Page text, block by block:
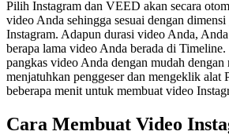
Pilih Instagram dan VEED akan secara
video Anda sehingga sesuai dengan
Instagram. Adapun durasi video Anda,
berapa lama video Anda berada di
pangkas video Anda dengan mudah dengan
menjatuhkan penggeser dan mengeklik alat
beberapa menit untuk membuat video
Cara Membuat Video